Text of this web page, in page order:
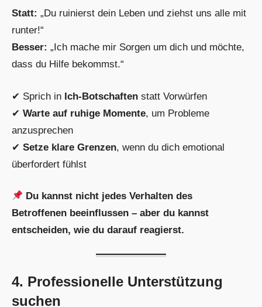
Statt: „Du ruinierst dein Leben und ziehst uns alle mit
runter!“
Besser: „Ich mache mir Sorgen um dich und möchte,
dass du Hilfe bekommst.“
✔ Sprich in Ich-Botschaften statt Vorwürfen
✔ Warte auf ruhige Momente, um Probleme
anzusprechen
✔ Setze klare Grenzen, wenn du dich emotional
überfordert fühlst
Du kannst nicht jedes Verhalten des
Betroffenen beeinflussen – aber du kannst
entscheiden, wie du darauf reagierst.
4. Professionelle Unterstützung
suchen